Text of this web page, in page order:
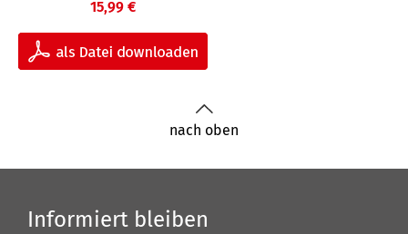
15,99 €
nach oben
Informiert bleiben